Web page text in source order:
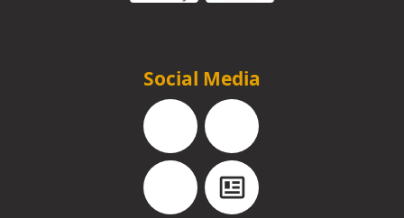
Social Media
Facebook Instagram
YouTube Blog